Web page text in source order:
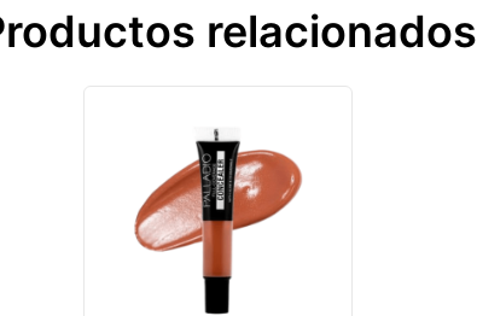
relacionados